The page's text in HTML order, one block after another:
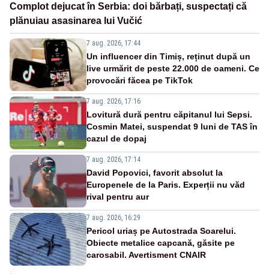
Complot dejucat în Serbia: doi bărbați, suspectați că
plănuiau asasinarea lui Vučić
7 aug. 2026, 17:44
Un influencer din Timiș, reținut după un
live urmărit de peste 22.000 de oameni. Ce
provocări făcea pe TikTok
7 aug. 2026, 17:16
Lovitură dură pentru căpitanul lui Sepsi.
Cosmin Matei, suspendat 9 luni de TAS în
cazul de dopaj
7 aug. 2026, 17:14
David Popovici, favorit absolut la
Europenele de la Paris. Experții nu văd
rival pentru aur
7 aug. 2026, 16:29
Pericol uriaș pe Autostrada Soarelui.
Obiecte metalice capcană, găsite pe
carosabil. Avertisment CNAIR